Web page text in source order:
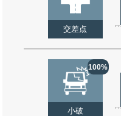
交差点
100%
小破